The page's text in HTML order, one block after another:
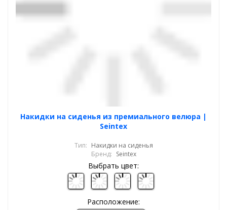
Накидки на сиденья из премиального велюра |
Seintex
Тип: Накидки на сиденья
Бренд: Seintex
Выбрать цвет:
Расположение: